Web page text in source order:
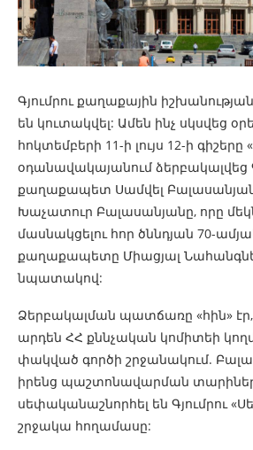
Գյումրու քաղաքային
են կուտակվել: Ամեն ինչ սկսվեց
հոկտեմբերի 11-ի լույս 12-ի
օդանավակայանում ձերբակալվեց
քաղաքապետ Սամվել
Խաչատուր Բալասանյանը, որը
մասնակցելու հոր ծննդյան 70-
քաղաքապետը Միացյալ
նպատակով:
Ձերբակալման պատճառը «հին»
արդեն ՀՀ քննչական կոմիտեի
փակված գործի շրջանակում.
իրենց պաշտոնավարման
սեփականաշնորհել են Գյումրու
շրջակա հողամասը: